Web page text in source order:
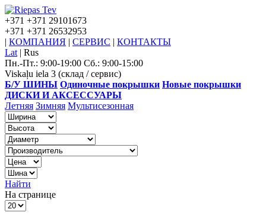
+371 +371 29101673
+371 +371 26532953
| КОМПАНИЯ | СЕРВИС | КОНТАКТЫ
Lat | Rus
Пн.-Пт.: 9:00-19:00 Сб.: 9:00-15:00
Viskaļu iela 3 (склад / сервис)
Б/У ШИНЫ Одиночные покрышки Новые покрышки
ДИСКИ И АКСЕССУАРЫ
Летняя Зимняя Мультисезонная
Найти
На странице